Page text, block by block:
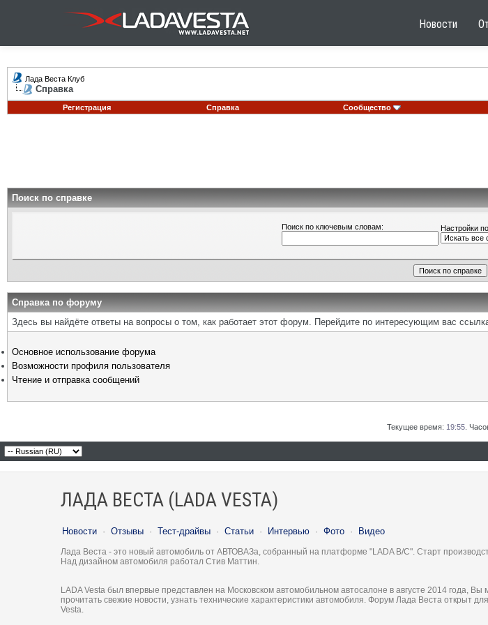
Новости
Лада Веста Клуб
Справка
Регистрация
Справка Сообщество
Поиск по справке
Поиск по ключевым словам: Настройки
Справка по форуму
Здесь вы найдёте ответы на вопросы о том, как работает этот форум. Перейдите по интересующим вас
Основное использование форума
Возможности профиля пользователя
Чтение и отправка сообщений
Текущее время: 19:55 .
ЛАДА ВЕСТА (LADA VESTA)
Новости · Отзывы · Тест-драйвы · Статьи · Интервью · Фото · Видео
Лада Веста - это новый автомобиль от АВТОВАЗа, собранный на платформе "LADA B/C". Старт
Над дизайном автомобиля работал Стив Маттин.
LADA Vesta был впервые представлен на Московском автомобильном автосалоне в августе 2014 года,
прочитать свежие новости, узнать технические характеристики автомобиля. Форум Лада Веста открыт
Vesta.